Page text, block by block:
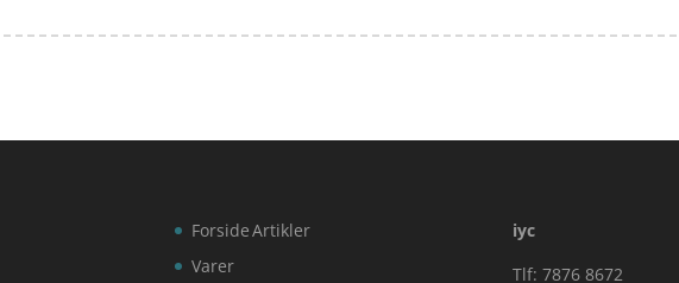
Forside
Varer
Artikler
iyc
Tlf: 7876 8672